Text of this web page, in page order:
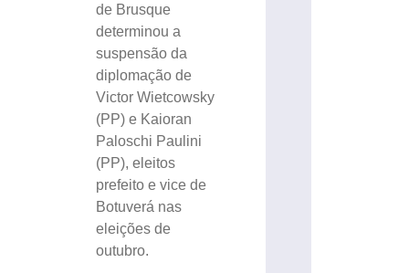
de Brusque
determinou a
suspensão da
diplomação de
Victor Wietcowsky
(PP) e Kaioran
Paloschi Paulini
(PP), eleitos
prefeito e vice de
Botuverá nas
eleições de
outubro.